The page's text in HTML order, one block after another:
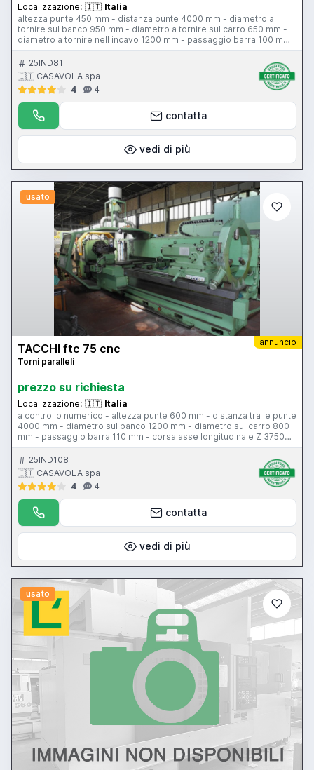
Localizzazione: 🇮🇹 Italia
altezza punte 450 mm - distanza punte 4000 mm - diametro a
tornire sul banco 950 mm - diametro a tornire sul carro 650 mm -
diametro a tornire nell incavo 1200 mm - passaggio barra 100 mm
- 24 velocita mandrino 6-6000 giri al minuto - potenza motore 42
hp - peso ammesso tra le punte con lunetta 8500 kg - peso
ammesso tra le punte senza lunetta 6800 kg - peso ammesso a
sbalzo 2400 kg
25IND81
🇮🇹 CASAVOLA spa
4
4
contatta
vedi di più
usato
annuncio
TACCHI ftc 75 cnc
Torni paralleli
prezzo su richiesta
Localizzazione: 🇮🇹 Italia
a controllo numerico - altezza punte 600 mm - distanza tra le punte
4000 mm - diametro sul banco 1200 mm - diametro sul carro 800
mm - passaggio barra 110 mm - corsa asse longitudinale Z 3750
mm - corsa trasversale slitta 630 mm - 3 gamme velocità
mandrino 3.7-1000 giri al minuto - potenza motore mandrino 60 Hp
- torretta automatica 4 posizioni Baruffaldi BA 300 - CNC ECS 2400
25IND108
🇮🇹 CASAVOLA spa
4
4
contatta
vedi di più
usato